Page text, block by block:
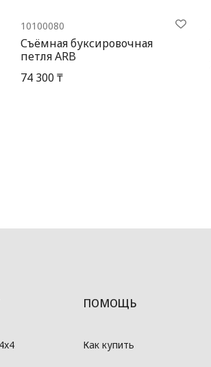
10100080
Съёмная буксировочная
петля ARB
74 300 ₸
ПОМОЩЬ
Как купить